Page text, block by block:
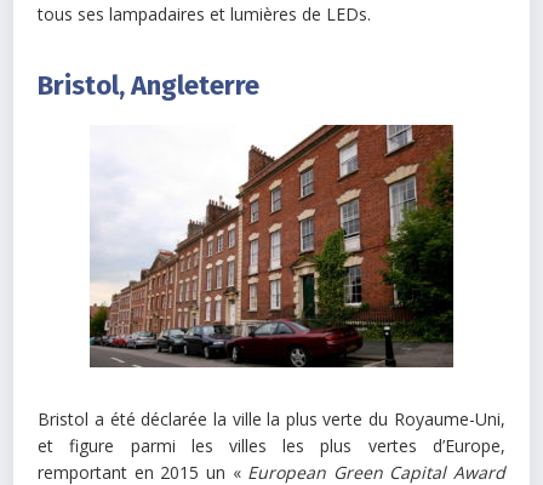
tous ses lampadaires et lumières de LEDs.
Bristol, Angleterre
Bristol a été déclarée la ville la plus verte du Royaume-Uni,
et figure parmi les villes les plus vertes d’Europe,
remportant en 2015 un «European Green Capital Award